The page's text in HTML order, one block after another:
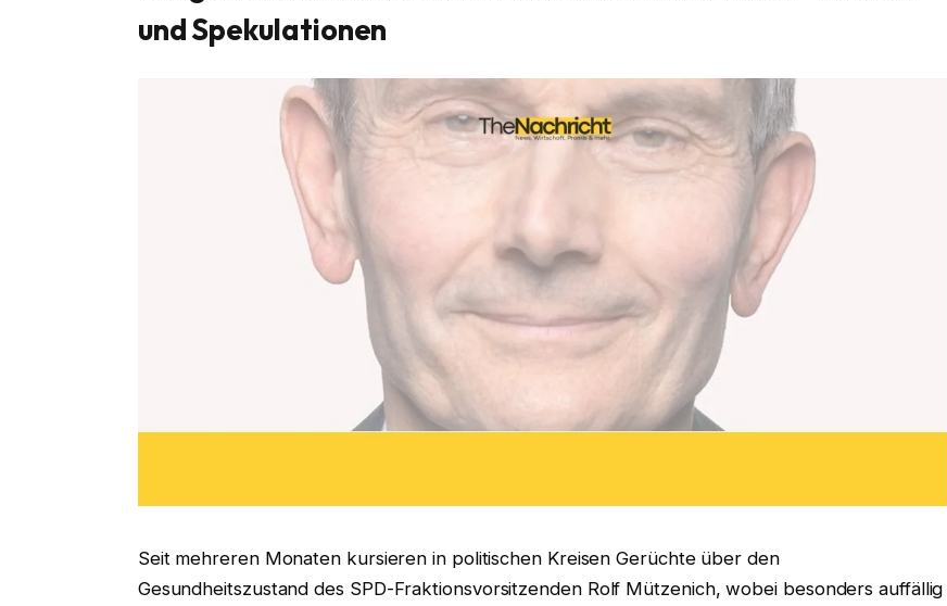
und Spekulationen
Seit mehreren Monaten kursieren in politischen Kreisen Gerüchte über den
Gesundheitszustand des SPD-Fraktionsvorsitzenden Rolf Mützenich, wobei besonders auffällig